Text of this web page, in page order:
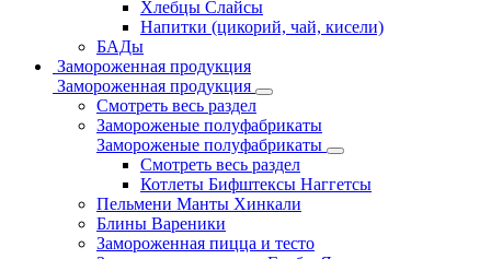
Хлебцы Слайсы
Напитки (цикорий, чай, кисели)
БАДы
Замороженная продукция
Замороженная продукция
Смотреть весь раздел
Замороженые полуфабрикаты
Замороженые полуфабрикаты
Смотреть весь раздел
Котлеты Бифштексы Наггетсы
Пельмени Манты Хинкали
Блины Вареники
Замороженная пицца и тесто